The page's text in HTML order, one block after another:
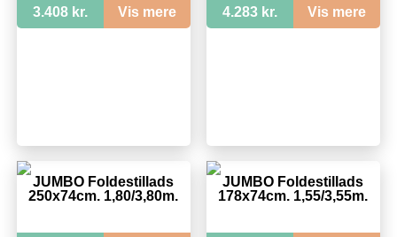
3.408 kr. Vis mere 4.283 kr. Vis mere
JUMBO Foldestillads
250x74cm. 1,80/3,80m.
JUMBO Foldestillads
178x74cm. 1,55/3,55m.